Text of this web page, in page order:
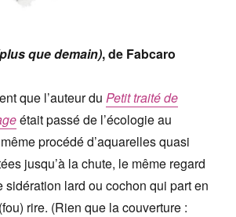
que demain), de Fabcaro
que l’auteur duPetit traité de
était passé de l’écologie au
procédé d’aquarelles quasi
jusqu’à la chute, le même regard
sidération lard ou cochon qui part en
rire. (Rien que la couverture :